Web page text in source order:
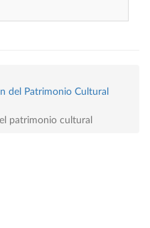
del Patrimonio Cultural
patrimonio cultural